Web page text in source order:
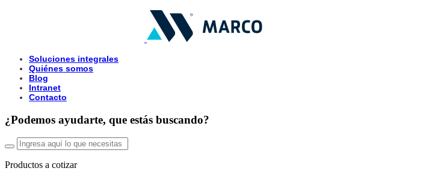
Soluciones integrales
Quiénes somos
Blog
Intranet
Contacto
¿Podemos ayudarte, que estás buscando?
Productos a cotizar